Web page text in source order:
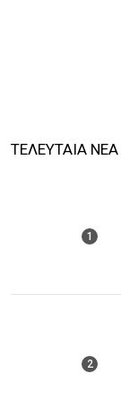
ΤΕΛΕΥΤΑΙΑ ΝΕΑ